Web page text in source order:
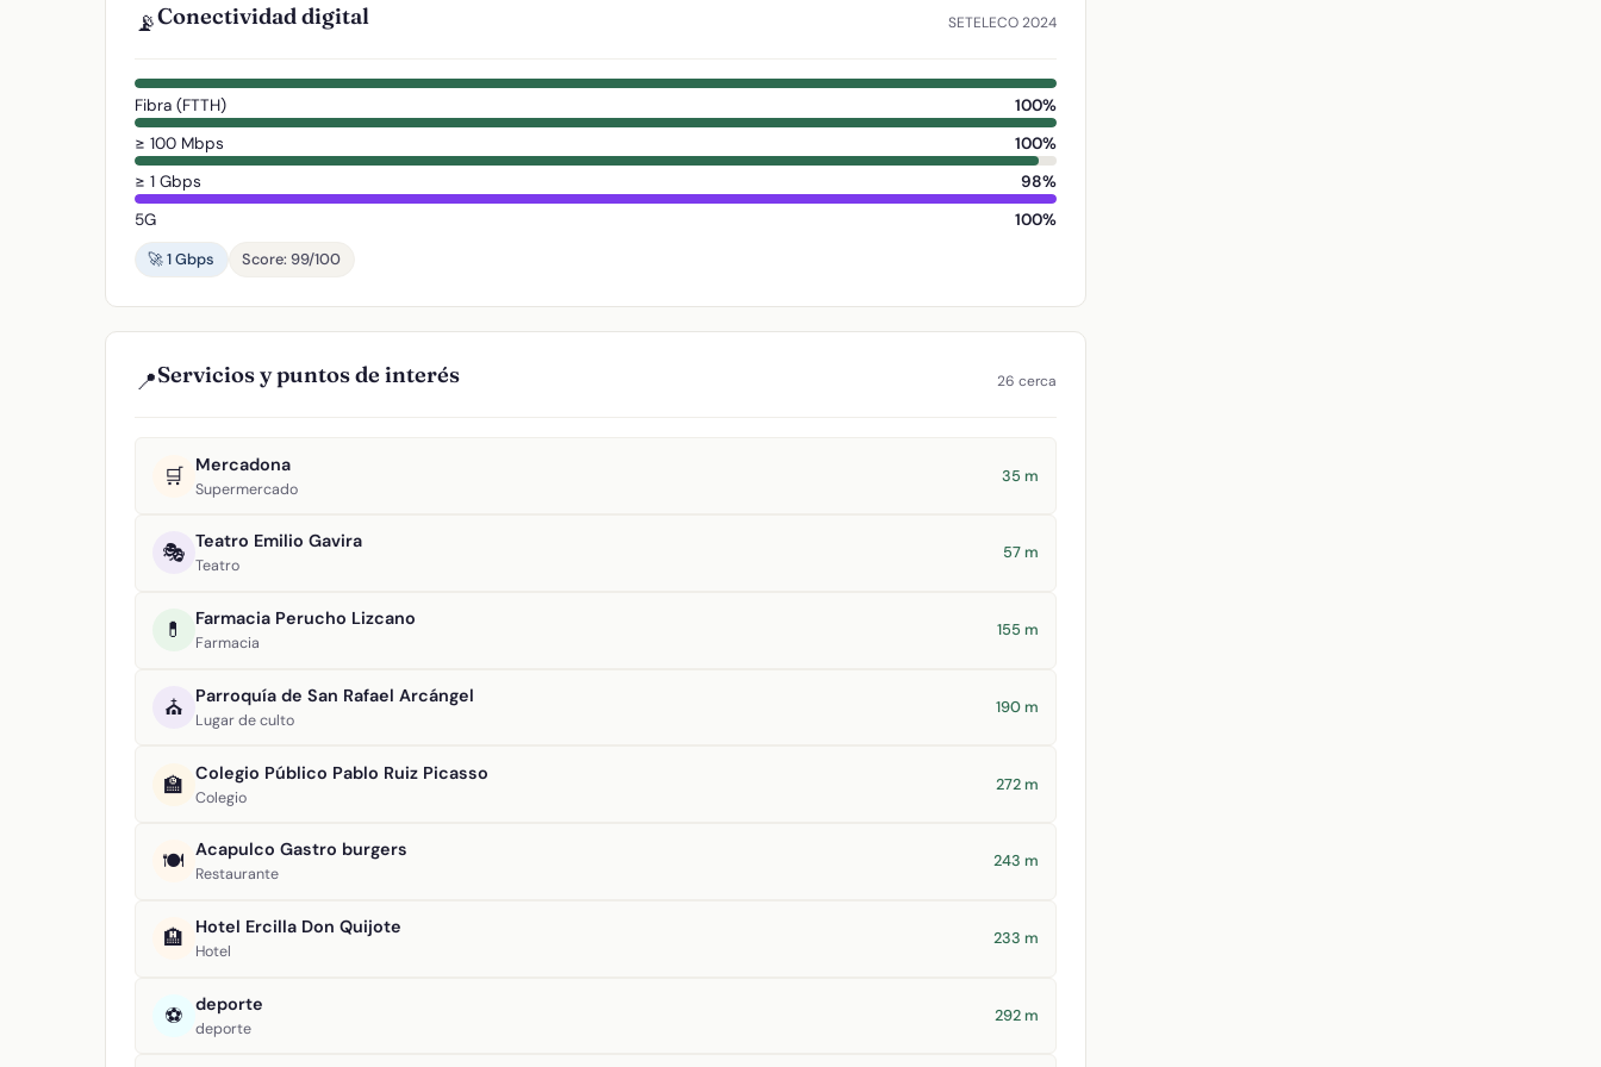
📡Conectividad digital SETELECO 2024
Fibra (FTTH)
100%
≥ 100 Mbps
100%
≥ 1 Gbps
98%
5G
100%
🚀 1 Gbps
Score: 99/100
📍Servicios y puntos de interés 26 cerca
🛒 Mercadona
Supermercado
35 m
🎭 Teatro Emilio Gavira
Teatro
57 m
💊 Farmacia Perucho Lizcano
Farmacia
155 m
⛪ Parroquía de San Rafael Arcángel
Lugar de culto
190 m
🏫 Colegio Público Pablo Ruiz Picasso
Colegio
272 m
🍽️ Acapulco Gastro burgers
Restaurante
243 m
🏨 Hotel Ercilla Don Quijote
Hotel
233 m
⚽ deporte
deporte
292 m